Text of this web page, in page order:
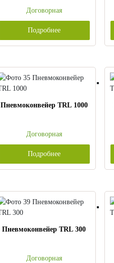
Договорная
Подробнее
Пневмоконвейер TRL 1000
Договорная
Подробнее
Пневмоконвейер TRL 300
Договорная